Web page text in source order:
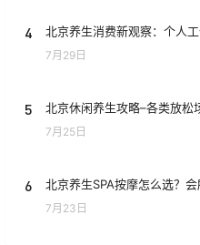
4 北京养生消费新观察：个人
7月29日
5 北京休闲养生攻略–各类放松
7月25日
6 北京养生SPA按摩怎么选？
7月23日